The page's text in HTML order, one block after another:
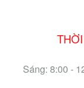
Sáng: 8:00 -